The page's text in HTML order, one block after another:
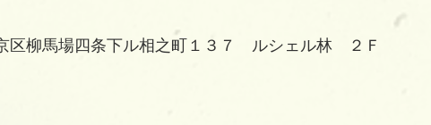
区柳馬場四条下ル相之町１３７　ルシェル林　２Ｆ